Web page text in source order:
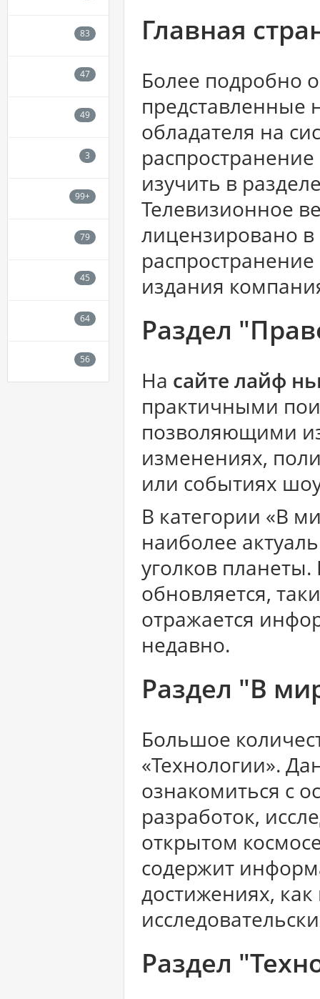
Главная
Более подробно
представленные
обладателя на
изучить в
Телевизионное
лицензировано в
издания
Раздел
На сайте лайф
практичными
позволяющими
изменениях,
или событиях
В категории «В
наиболее
уголков
обновляется,
отражается
недавно.
Раздел "В
Большое
«Технологии».
ознакомиться с
разработок,
открытом
содержит
достижениях, как
Раздел